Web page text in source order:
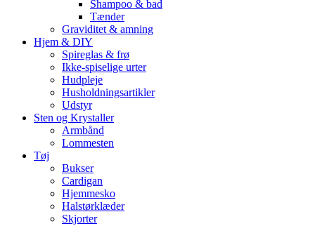
Shampoo & bad
Tænder
Graviditet & amning
Hjem & DIY
Spireglas & frø
Ikke-spiselige urter
Hudpleje
Husholdningsartikler
Udstyr
Sten og Krystaller
Armbånd
Lommesten
Tøj
Bukser
Cardigan
Hjemmesko
Halstørklæder
Skjorter